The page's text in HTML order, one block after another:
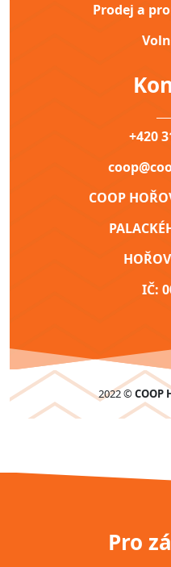
Prodej a
+420
COOP
IČ:
2022 ©COOP
Pro